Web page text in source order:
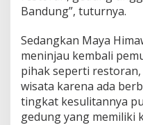
Bandung”, tuturnya.
Sedangkan Maya
meninjau kembali
pihak seperti
wisata karena ada
tingkat kesulitannya
gedung yang memiliki